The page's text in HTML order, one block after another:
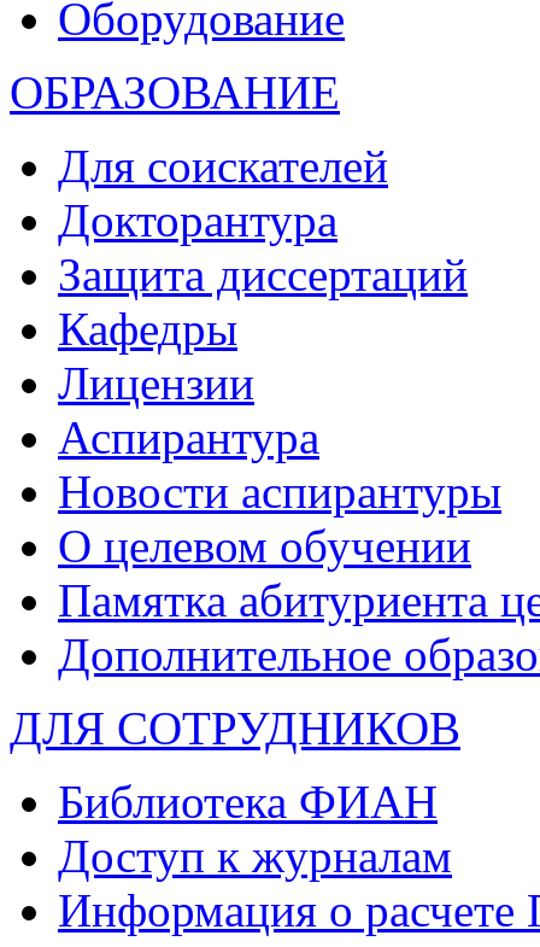
Оборудование
ОБРАЗОВАНИЕ
Для соискателей
Докторантура
Защита диссертаций
Кафедры
Лицензии
Аспирантура
Новости аспирантуры
О целевом обучении
Памятка абитуриента
Дополнительное
ДЛЯ СОТРУДНИКОВ
Библиотека ФИАН
Доступ к журналам
Информация о